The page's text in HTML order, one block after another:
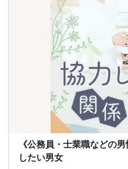
《公務員・士業職などの
したい男女